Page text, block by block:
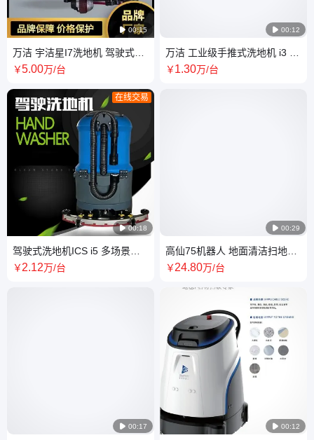
 00:15
万洁 宇洁星I7洗地机 驾驶式洗
地 机 高效清洁 噪音低
￥5.00万/台
 00:18
在线交易
驾驶式洗地机ICS i5 多场景适
用 效率高 噪音低 节能 耐用 万
￥2.12万/台
 00:17
 00:12
万洁 工业级手推式洗地机 i3 商
用洗扫一体机 清洁效率高
￥1.30万/台
 00:29
高仙75机器人 地面清洁扫地机
器 人 万洁环保_全自动洗地机_
￥24.80万/台
 00:12